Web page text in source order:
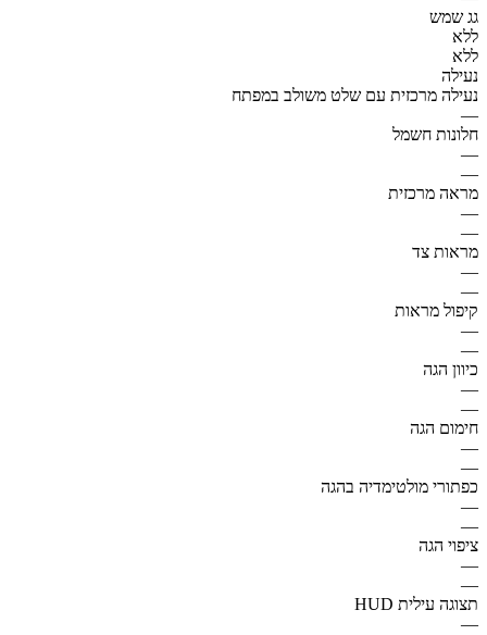
גג שמש
ללא
ללא
נעילה
נעילה מרכזית עם שלט משולב במפתח
—
חלונות חשמל
—
—
מראה מרכזית
—
—
מראות צד
—
—
קיפול מראות
—
—
כיוון הגה
—
—
חימום הגה
—
—
כפתורי מולטימדיה בהגה
—
—
ציפוי הגה
—
—
תצוגה עילית HUD
—